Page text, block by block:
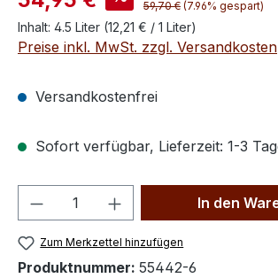
Regulärer Preis:
59,70 € (7.96% gespart)
Inhalt: 4.5 Liter (12,21 € / 1 Liter)
Preise inkl. MwSt. zzgl. Versandkosten
Versandkostenfrei
Sofort verfügbar, Lieferzeit: 1-3
Produkt Anzahl: Gib den
In den
Zum Merkzettel hinzufügen
Produktnummer: 55442-6